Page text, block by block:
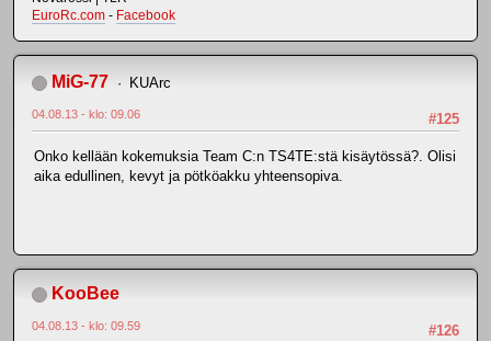
EuroRc.com - Facebook
MiG-77 KUArc
#125
04.08.13 - klo: 09.06
Onko kellään kokemuksia Team C:n TS4TE:stä kisäytössä?. Olisi
aika edullinen, kevyt ja pötköakku yhteensopiva.
KooBee
#126
04.08.13 - klo: 09.59